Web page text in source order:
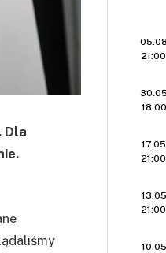
Dla
05.08
21:00
30.05
18:00
17.05
21:00
13.05
21:00
10.05